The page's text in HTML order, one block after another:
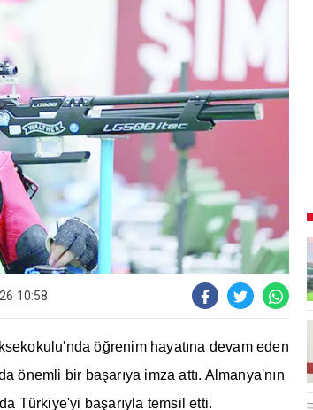
10:58
öğrenim hayatına devam eden
önemli bir başarıya imza attı. Almanya'nın
Türkiye'yi başarıyla temsil etti.